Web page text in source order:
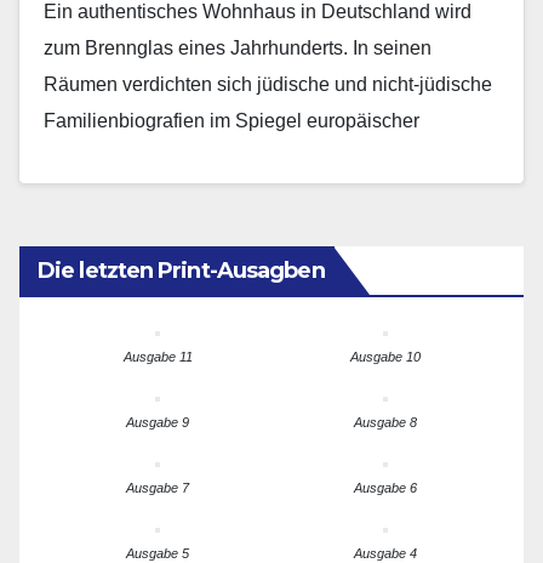
Ein authentisches Wohnhaus in Deutschland wird
zum Brennglas eines Jahrhunderts. In seinen
Räumen verdichten sich jüdische und nicht-jüdische
Familienbiografien im Spiegel europäischer
Die letzten Print-Ausagben
Ausgabe 11 Ausgabe 10
Ausgabe 9 Ausgabe 8
Ausgabe 7 Ausgabe 6
Ausgabe 5 Ausgabe 4